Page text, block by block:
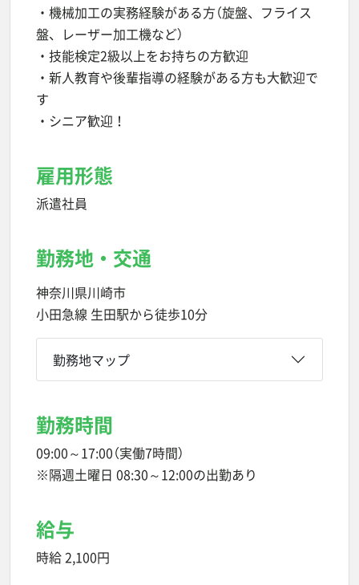
・機械加工の実務経験がある方（旋盤、フライス
盤、レーザー加工機など）
・技能検定2級以上をお持ちの方歓迎
・新人教育や後輩指導の経験がある方も大歓迎で
す
・シニア歓迎！
雇用形態
派遣社員
勤務地・交通
神奈川県川崎市
小田急線 生田駅から徒歩10分
勤務地マップ
勤務時間
09:00～17:00（実働7時間）
※隔週土曜日 08:30～12:00の出勤あり
給与
時給 2,100円